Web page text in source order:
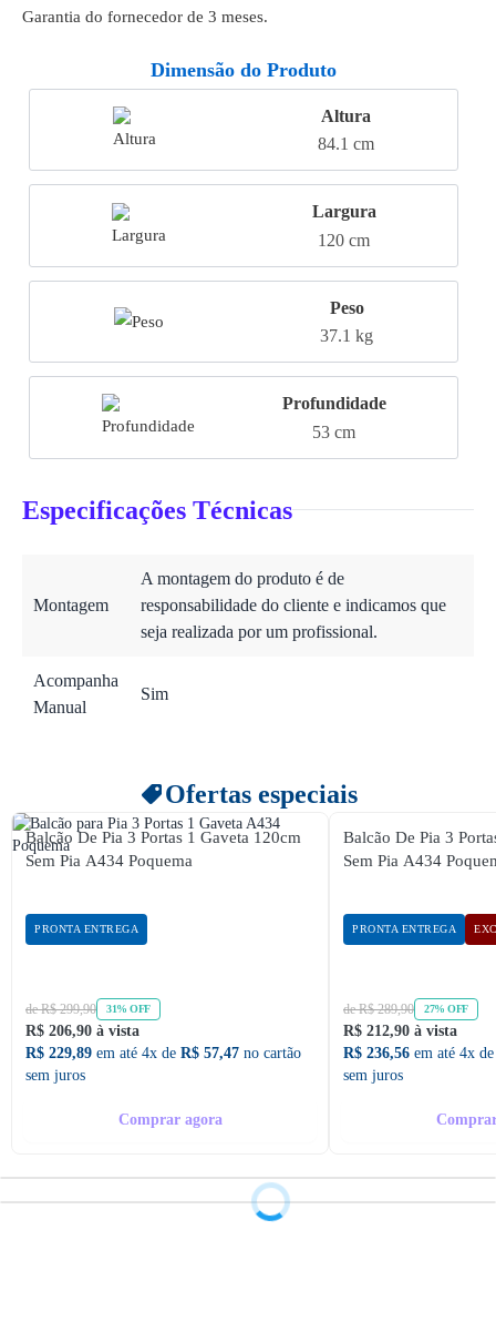
Garantia do fornecedor de 3 meses.
Dimensão do Produto
Altura
84.1 cm
Largura
120 cm
Peso
37.1 kg
Profundidade
53 cm
Especificações Técnicas
Montagem
A montagem do produto é de
responsabilidade do cliente e indicamos que
seja realizada por um profissional.
Acompanha
Manual
Sim
Ofertas especiais
Balcão De Pia 3 Portas 1 Gaveta 120cm
Sem Pia A434 Poquema
PRONTA ENTREGA
de R$ 299,90 31% OFF
R$ 206,90 à vista
R$ 229,89 em até 4x de R$ 57,47 no cartão
sem juros
Comprar agora
Balcão De Pia 3
Sem Pia A434
PRONTA ENTREGA
de R$ 289,90 27% OFF
R$ 212,90 à vista
R$ 236,56 em até 4x
sem juros